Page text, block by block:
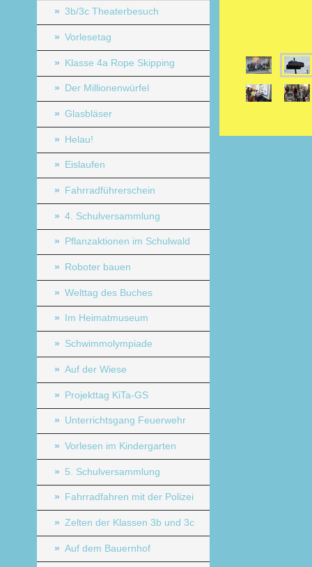
3b/3c Theaterbesuch
Vorlesetag
Klasse 4a Rope Skipping
Der Millionenwürfel
Glasbläser
Helau!
Eislaufen
Fahrradführerschein
4. Schulversammlung
Pflanzaktionen im Schulwald
Roboter bauen
Welttag des Buches
Im Heimatmuseum
Schwimmolympiade
Auf der Wiese
Projekttag KiTa-GS
Unterrichtsgang Feuerwehr
Vorlesen im Kindergarten
5. Schulversammlung
Fahrradfahren mit der Polizei
Zelten der Klassen 3b und 3c
Auf dem Bauernhof